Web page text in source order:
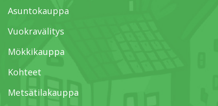
Asuntokauppa
Vuokravälitys
Mökkikauppa
Kohteet
Metsätilakauppa